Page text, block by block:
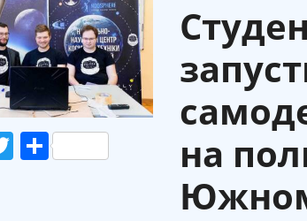
Twitter
Поділитисяна